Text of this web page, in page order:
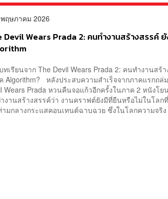
ฤษภาคม 2026
Devil Wears Prada 2: คนทำงานสร้างสรรค์
ทเรียนจาก The Devil Wears Prada 2: คนทำงานสร้
Algorithm? หลังประสบความสำเร็จจากภาคแรกถล่
Wears Prada หวนคืนจอแก้วอีกครั้งในภาค 2 หนังโ
งานสร้างสรรค์ว่า งานคราฟต์ยังมีที่ยืนหรือไม่ในโลก
มกลางกระแสคอนเทนต์ฉาบฉวย ซึ่งในโลกความจริ